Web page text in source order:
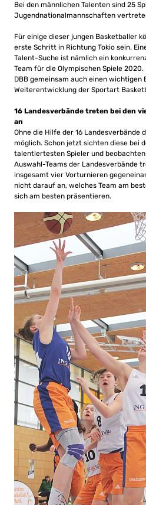
Bei den männlichen Talenten sind 25
Jugendnationalmannschaften
Für einige dieser jungen Basketballer
erste Schritt in Richtung Tokio sein.
Talent-Suche ist nämlich ein
Team für die Olympischen Spiele
DBB gemeinsam auch einen wichtigen
Weiterentwicklung der Sportart
16 Landesverbände treten bei den
an
Ohne die Hilfe der 16 Landesverbände
möglich. Schon jetzt sichten diese bei
talentiertesten Spieler und
Auswahl-Teams der Landesverbände
insgesamt vier Vorturnieren
nicht darauf an, welches Team am
sich am besten präsentieren.